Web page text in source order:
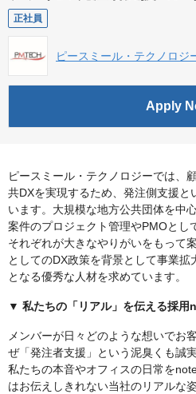
正社員
ピースミール・テクノロジ
Apply
ピースミール・テクノロジーでは、
共DXを実現するため、発注側支援と
います。大規模な地方公共団体を中
案件のプロジェクト管理やPMOとし
それぞれが大きなやりがいをもって
としてのDX政策を背景として事業
となる優秀な人材を求めています。
▼ 私たちの「リアル」を伝える採用
メンバーが日々どのような想いでお
ぜ「発注者支援」という泥臭くも誠
私たちの本音やオフィスの日常を
はお伝えしきれない当社のリアルな